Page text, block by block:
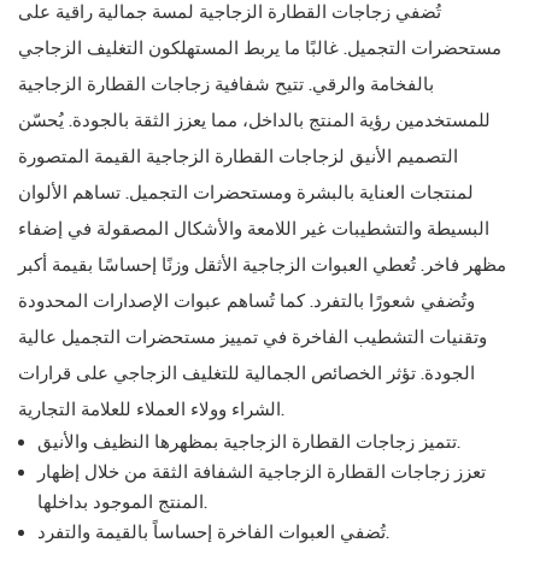
تُضفي زجاجات القطارة الزجاجية لمسة جمالية راقية على
مستحضرات التجميل. غالبًا ما يربط المستهلكون التغليف الزجاجي
بالفخامة والرقي. تتيح شفافية زجاجات القطارة الزجاجية
للمستخدمين رؤية المنتج بالداخل، مما يعزز الثقة بالجودة. يُحسّن
التصميم الأنيق لزجاجات القطارة الزجاجية القيمة المتصورة
لمنتجات العناية بالبشرة ومستحضرات التجميل. تساهم الألوان
البسيطة والتشطيبات غير اللامعة والأشكال المصقولة في إضفاء
مظهر فاخر. تُعطي العبوات الزجاجية الأثقل وزنًا إحساسًا بقيمة أكبر
وتُضفي شعورًا بالتفرد. كما تُساهم عبوات الإصدارات المحدودة
وتقنيات التشطيب الفاخرة في تمييز مستحضرات التجميل عالية
الجودة. تؤثر الخصائص الجمالية للتغليف الزجاجي على قرارات
الشراء وولاء العملاء للعلامة التجارية.
تتميز زجاجات القطارة الزجاجية بمظهرها النظيف والأنيق.
تعزز زجاجات القطارة الزجاجية الشفافة الثقة من خلال إظهار
المنتج الموجود بداخلها.
تُضفي العبوات الفاخرة إحساساً بالقيمة والتفرد.